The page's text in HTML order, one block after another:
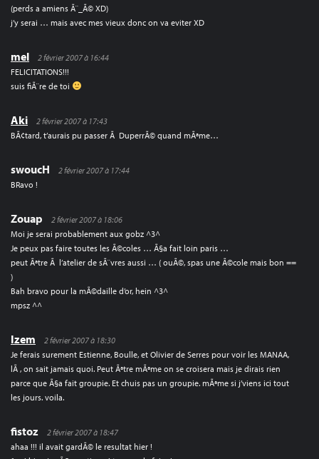
(perds a amiens Ã¨_Ã© XD)
j’y serai … mais avec mes vieux donc on va eviter XD
mel
2 février 2007 à 16:44
FELICITATIONS!!!
suis fiÃ¨re de toi
Aki
2 février 2007 à 17:43
BÃ¢tard, t’aurais pu passer Ã DuperrÃ© quand mÃªme…
swoucH
2 février 2007 à 17:44
BRavo !
Zouap
2 février 2007 à 18:06
Moi je serai probablement aux gobz ^3^
Je peux pas faire toutes les Ã©coles … Ã§a fait loin paris …
peut Ãªtre Ã l’atelier de sÃ¨vres aussi … ( ouÃ©, spas une Ã©cole mais bon ==
)
Bah bravo pour la mÃ©daille d’or, hein ^3^
mpsz ^^
Izem
2 février 2007 à 18:30
Je ferais surement Estienne, Boulle, et Olivier de Serres pour voir les MANAA,
lÃ , on sait jamais quoi. Peut Ãªtre mÃªme on se croisera mais je dirais rien
parce que Ã§a fait groupie. Et chuis pas un groupie. mÃªme si j’viens ici tout
les jours. voila.
fistoz
2 février 2007 à 18:47
ahaa !!! il avait gardÃ© le resultat hier !